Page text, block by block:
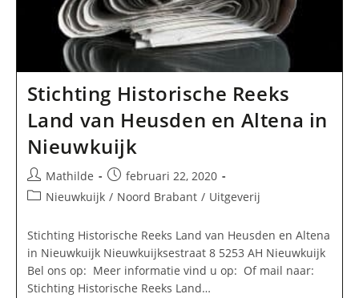
Stichting Historische Reeks
Land van Heusden en Altena in
Nieuwkuijk
Bericht
auteur:
Mathilde
Bericht
gepubliceerd
februari 22, 2020
Berichtcategorie:
Nieuwkuijk / Noord Brabant / Uitgeverij
Stichting Historische Reeks Land van Heusden en Altena
in Nieuwkuijk Nieuwkuijksestraat 8 5253 AH Nieuwkuijk
Bel ons op: Meer informatie vind u op: Of mail naar:
Stichting Historische Reeks Land…